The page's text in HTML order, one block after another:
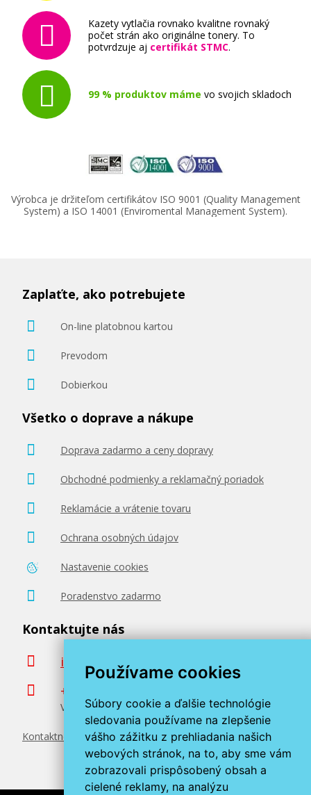
Používame cookies
Súbory cookie a ďalšie technológie
sledovania používame na zlepšenie
vášho zážitku z prehliadania našich
webových stránok, na to, aby sme vám
zobrazovali prispôsobený obsah a
cielené reklamy, na analýzu
Pridať do košíka
Originálna náplň Canon PFI-102C
(Azúrová)
Originálna náplň Canon PFI-102M
102,90 €
Pridať do košíka
Originálna náplň Canon PFI-102MBK
102,90 €
Pridať do košíka
Kazety vytlačia rovnako kvalitne rovnaký
počet strán ako originálne tonery. To
potvrdzuje aj certifikát STMC.
99 % produktov máme vo svojich skladoch
Výrobca je držiteľom certifikátov ISO 9001 (Quality Management
System) a ISO 14001 (Enviromental Management System).
Zaplaťte, ako potrebujete
On-line platobnou kartou
Prevodom
Dobierkou
Všetko o doprave a nákupe
Doprava zadarmo a ceny dopravy
Obchodné podmienky a reklamačný poriadok
Reklamácie a vrátenie tovaru
Ochrana osobných údajov
Nastavenie cookies
Poradenstvo zadarmo
Kontaktujte nás
info@miroluk.sk
+420 377 222 313
Volajte v pracovné dni od 8. do 17. hod.
Kontaktné údaje